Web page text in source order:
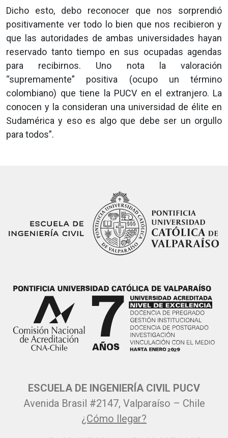
Dicho esto, debo reconocer que nos sorprendió
positivamente ver todo lo bien que nos recibieron y
que las autoridades de ambas universidades hayan
reservado tanto tiempo en sus ocupadas agendas
para recibirnos. Uno nota la valoración
“supremamente” positiva (ocupo un término
colombiano) que tiene la PUCV en el extranjero. La
conocen y la consideran una universidad de élite en
Sudamérica y eso es algo que debe ser un orgullo
para todos”.
ESCUELA DE INGENIERÍA CIVIL PUCV
Avenida Brasil #2147, Valparaíso – Chile
¿Cómo llegar?